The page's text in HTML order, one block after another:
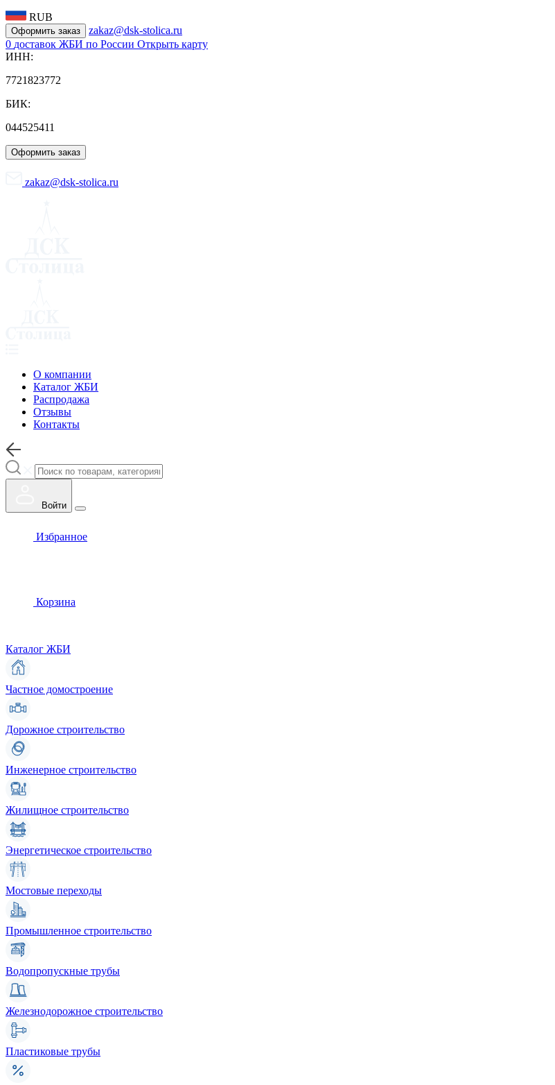
RUB
Оформить заказ
zakaz@dsk-stolica.ru
0 доставок ЖБИ по России Открыть карту
ИНН:
7721823772
БИК:
044525411
Оформить заказ
zakaz@dsk-stolica.ru
О компании
Каталог ЖБИ
Распродажа
Отзывы
Контакты
Войти
Избранное
Корзина
Каталог ЖБИ
Частное домостроение
Дорожное строительство
Инженерное строительство
Жилищное строительство
Энергетическое строительство
Мостовые переходы
Промышленное строительство
Водопропускные трубы
Железнодорожное строительство
Пластиковые трубы